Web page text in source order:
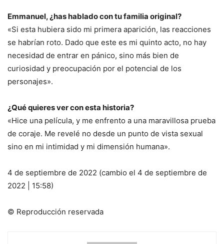
Emmanuel, ¿has hablado con tu familia original?
«Si esta hubiera sido mi primera aparición, las reacciones
se habrían roto. Dado que este es mi quinto acto, no hay
necesidad de entrar en pánico, sino más bien de
curiosidad y preocupación por el potencial de los
personajes».
¿Qué quieres ver con esta historia?
«Hice una película, y me enfrento a una maravillosa prueba
de coraje. Me revelé no desde un punto de vista sexual
sino en mi intimidad y mi dimensión humana».
4 de septiembre de 2022 (cambio el 4 de septiembre de
2022 | 15:58)
© Reproducción reservada